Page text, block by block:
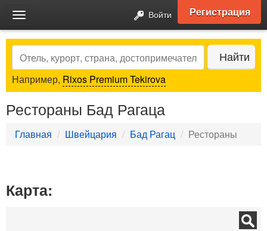
Toggle
navigation
Войти Регистрация
Search Найти
Например, Rixos Premium Tekirova
Рестораны Бад Рагаца
Главная Швейцария Бад Рагац Рестораны
Карта: